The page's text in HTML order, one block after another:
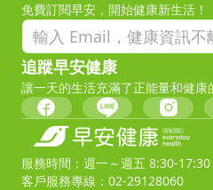
免費訂閱早安，開始健康新生活！
追蹤早安健康
讓一天的生活充滿了正能量和健康
服務時間：週一～週五 8:30-17:30
客戶服務專線：02-29128060